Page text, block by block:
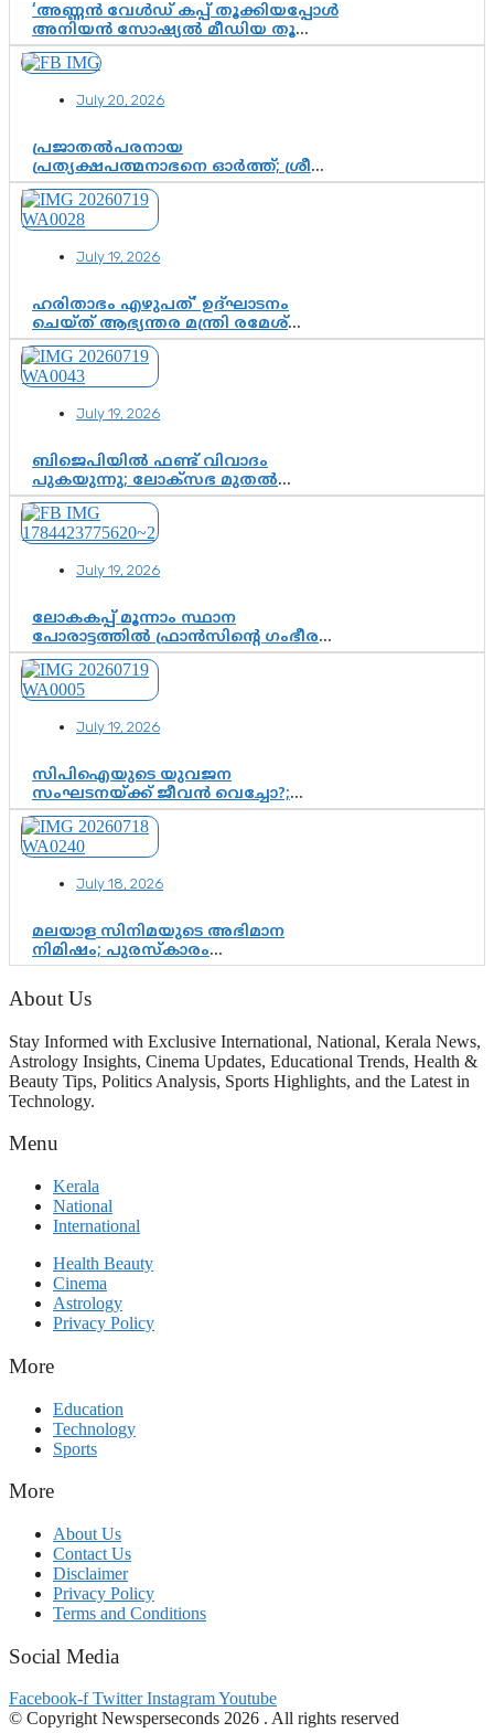
‘അണ്ണൻ വേൾഡ് കപ്പ് തൂക്കിയപ്പോൾ
അനിയൻ സോഷ്യൽ മീഡിയ തൂക്കി’;
ലാമിൻ യമാലിന്റെ
കിരീടധാരണത്തിനിടെ
ചുണക്കുട്ടൻ
July 20, 2026
പ്രജാതൽപരനായ
പ്രത്യക്ഷപത്മനാഭനെ ഓർത്ത്; ശ്രീ
ചിത്തിര തിരുനാൾ മഹാരാജാവിന്റെ
35-ാം നാടുനീങ്ങൽ ദിനം ഇന്ന്
July 19, 2026
ഹരിതാഭം എഴുപത്’ ഉദ്ഘാടനം
ചെയ്ത് ആഭ്യന്തര മന്ത്രി രമേശ്
ചെന്നിത്തല; ആർ. ഹരികുമാറിന്റെ
സപ്തതി ആഘോഷങ്ങൾക്ക്
പ്രൗഢമായ തുടക്കം
July 19, 2026
ബിജെപിയിൽ ഫണ്ട് വിവാദം
പുകയുന്നു; ലോക്സഭ മുതൽ
നിയമസഭ വരെ 140 മണ്ഡലങ്ങളിലെ
ഫണ്ട് വിനിയോഗം
പരിശോധിക്കുമോ? കേന്ദ്രത്തിനും
ഘടകത്തോട് അതൃപ്തി
July 19, 2026
ലോകകപ്പ് മൂന്നാം സ്ഥാന
പോരാട്ടത്തിൽ ഫ്രാൻസിന്റെ ഗംഭീര
തിരിച്ചുവരവ്; ഗോൾവേട്ടയിൽ
മെസ്സിയെ മറികടന്ന് എംബാപ്പെ
July 19, 2026
സിപിഐയുടെ യുവജന
സംഘടനയ്ക്ക് ജീവൻ വെച്ചോ?;
ജിസ്മോന്റെ വിമർശനം രാഷ്ട്രീയ
ഇരട്ടത്താപ്പെന്ന് ചർച്ച
July 18, 2026
മലയാള സിനിമയുടെ അഭിമാന
നിമിഷം; പുരസ്‌കാരം
ആഘോഷമാകട്ടെ, മികവ് ശീലമാകട്ടെ
About Us
Stay Informed with Exclusive International, National, Kerala News,
Astrology Insights, Cinema Updates, Educational Trends, Health &
Beauty Tips, Politics Analysis, Sports Highlights, and the Latest in
Technology.
Menu
Kerala
National
International
Health Beauty
Cinema
Astrology
Privacy Policy
More
Education
Technology
Sports
More
About Us
Contact Us
Disclaimer
Privacy Policy
Terms and Conditions
Social Media
Facebook-f Twitter InstagramYoutube
© Copyright Newsperseconds 2026 . All rights reserved